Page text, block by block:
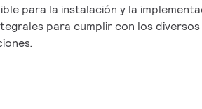
para la instalación y la
para cumplir con los